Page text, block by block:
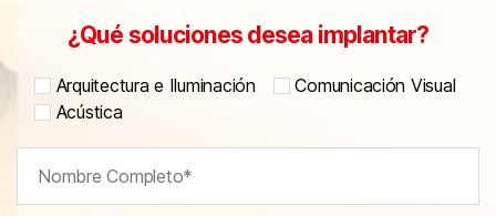
¿Qué soluciones desea implantar?
Arquitectura e Iluminación
Comunicación Visual
Acústica